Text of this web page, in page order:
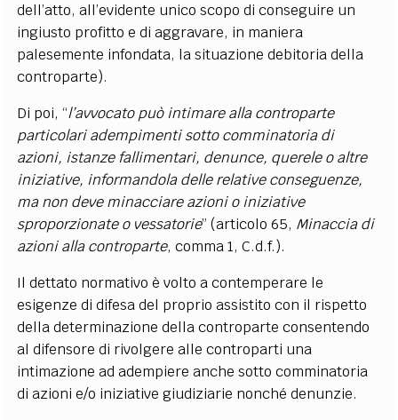
dell’atto, all’evidente unico scopo di conseguire un
ingiusto profitto e di aggravare, in maniera
palesemente infondata, la situazione debitoria della
controparte).
Di poi, “l’avvocato può intimare alla controparte
particolari adempimenti sotto comminatoria di
azioni, istanze fallimentari, denunce, querele o altre
iniziative, informandola delle relative conseguenze,
ma non deve minacciare azioni o iniziative
sproporzionate o vessatorie” (articolo 65, Minaccia di
azioni alla controparte, comma 1, C.d.f.).
Il dettato normativo è volto a contemperare le
esigenze di difesa del proprio assistito con il rispetto
della determinazione della controparte consentendo
al difensore di rivolgere alle controparti una
intimazione ad adempiere anche sotto comminatoria
di azioni e/o iniziative giudiziarie nonché denunzie.